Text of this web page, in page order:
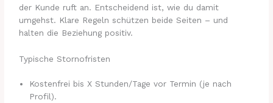
der Kunde ruft an. Entscheidend ist, wie du damit
umgehst. Klare Regeln schützen beide Seiten – und
halten die Beziehung positiv.
Typische Stornofristen
Kostenfrei bis X Stunden/Tage vor Termin (je nach
Profil).